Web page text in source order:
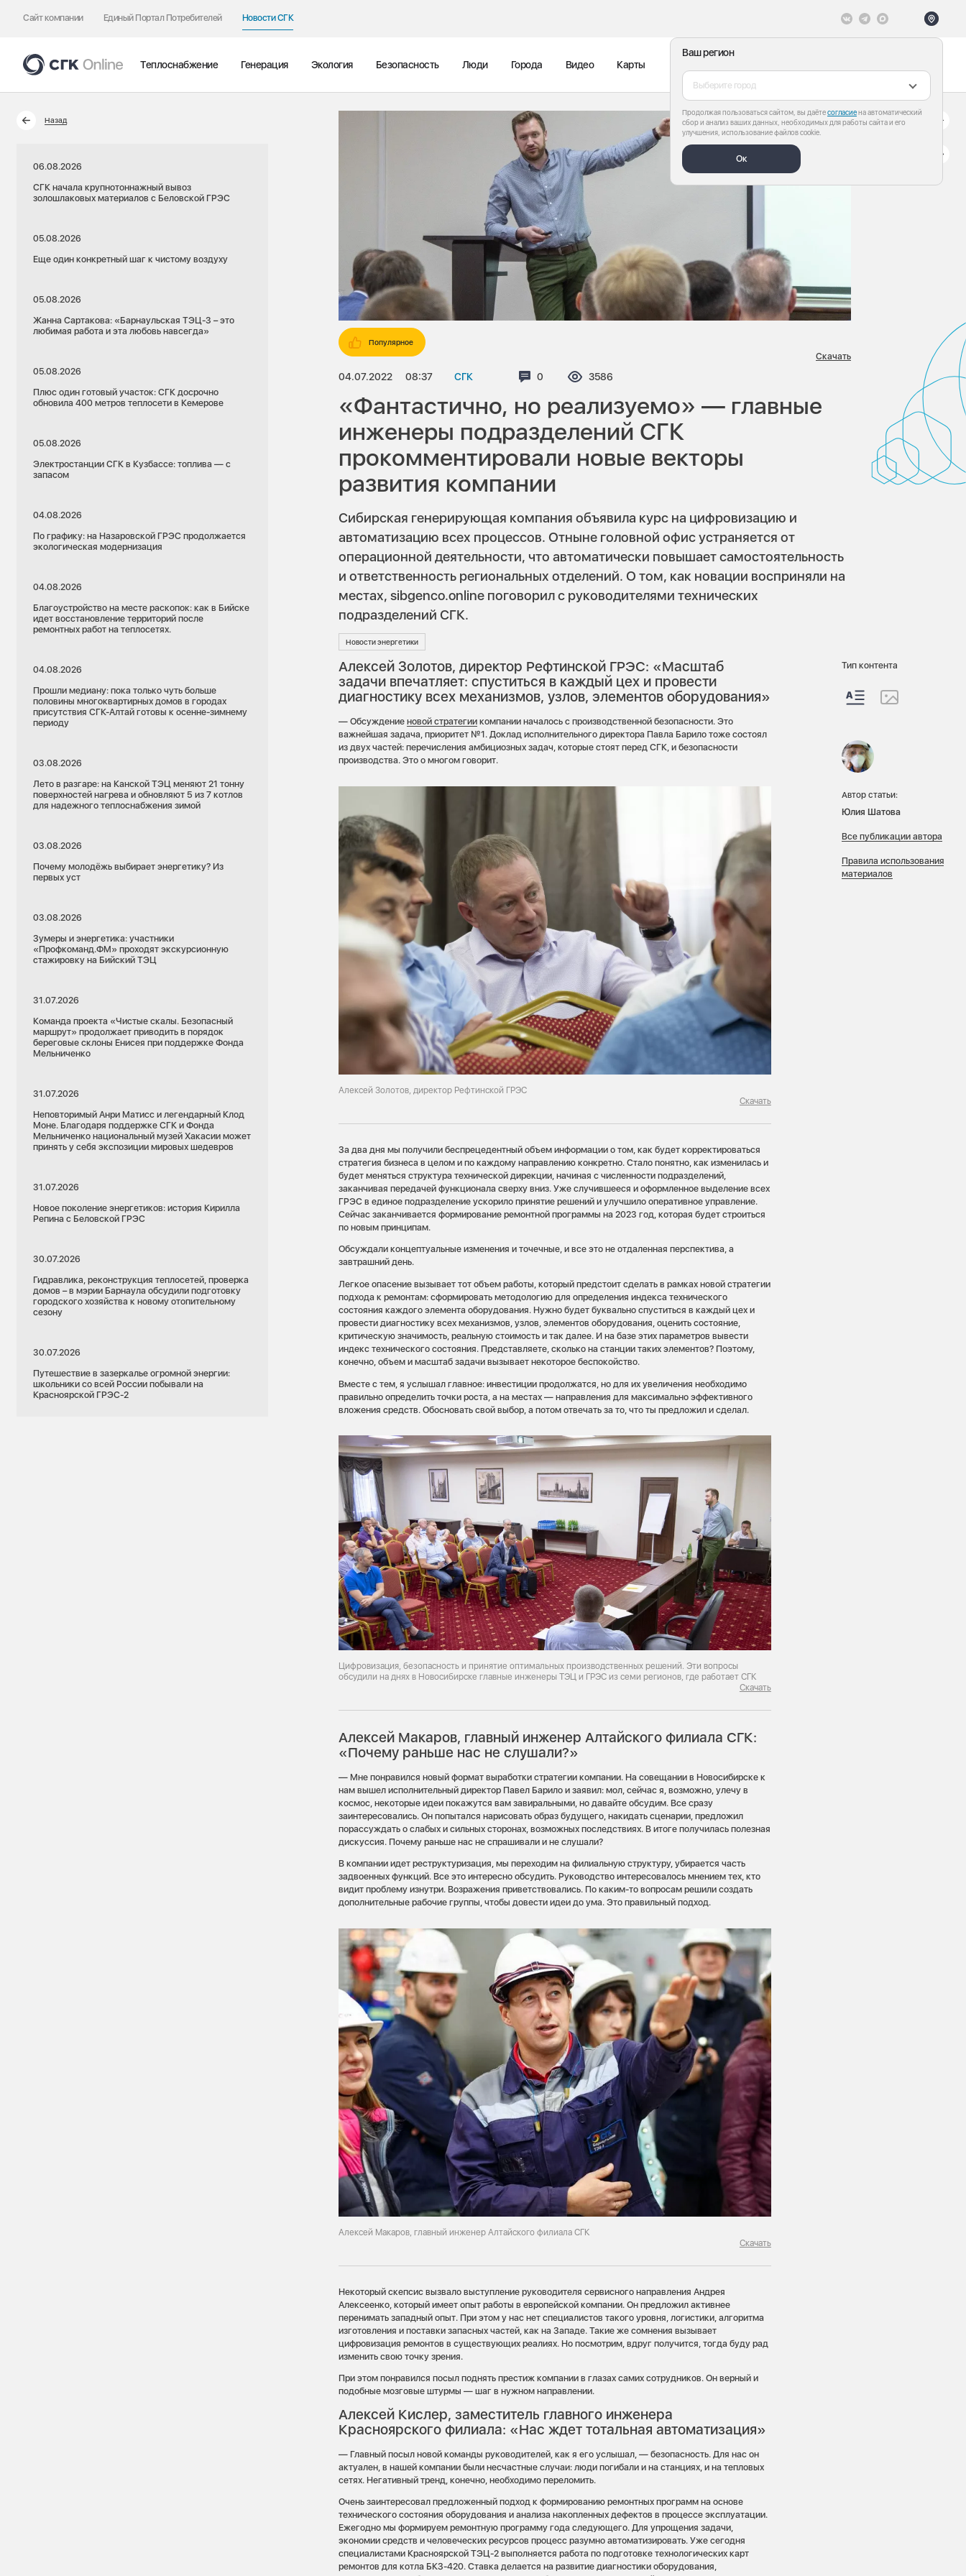
Сайт компании Единый Портал Потребителей Новости СГК
Ваш регион
Выберите город
Продолжая пользоваться сайтом, вы даётесогласиена автоматический
сбор и анализ ваших данных, необходимых для работы сайта и его
улучшения, использование файлов cookie.
Ок
Теплоснабжение Генерация Экология Безопасность Люди Города Видео Карты
Назад
06.08.2026
СГК начала крупнотоннажный вывоз
золошлаковых материалов с Беловской ГРЭС
05.08.2026
Еще один конкретный шаг к чистому воздуху
05.08.2026
Жанна Сартакова: «Барнаульская ТЭЦ-3 – это
любимая работа и эта любовь навсегда»
05.08.2026
Плюс один готовый участок: СГК досрочно
обновила 400 метров теплосети в Кемерове
05.08.2026
Электростанции СГК в Кузбассе: топлива — с
запасом
04.08.2026
По графику: на Назаровской ГРЭС продолжается
экологическая модернизация
04.08.2026
Благоустройство на месте раскопок: как в Бийске
идет восстановление территорий после
ремонтных работ на теплосетях.
04.08.2026
Прошли медиану: пока только чуть больше
половины многоквартирных домов в городах
присутствия СГК-Алтай готовы к осенне-зимнему
периоду
03.08.2026
Лето в разгаре: на Канской ТЭЦ меняют 21 тонну
поверхностей нагрева и обновляют 5 из 7 котлов
для надежного теплоснабжения зимой
03.08.2026
Почему молодёжь выбирает энергетику? Из
первых уст
03.08.2026
Зумеры и энергетика: участники
«Профкоманд.ФМ» проходят экскурсионную
стажировку на Бийский ТЭЦ
31.07.2026
Команда проекта «Чистые скалы. Безопасный
маршрут» продолжает приводить в порядок
береговые склоны Енисея при поддержке Фонда
Мельниченко
31.07.2026
Неповторимый Анри Матисс и легендарный Клод
Моне. Благодаря поддержке СГК и Фонда
Мельниченко национальный музей Хакасии может
принять у себя экспозиции мировых шедевров
31.07.2026
Новое поколение энергетиков: история Кирилла
Репина с Беловской ГРЭС
30.07.2026
Гидравлика, реконструкция теплосетей, проверка
домов – в мэрии Барнаула обсудили подготовку
городского хозяйства к новому отопительному
сезону
30.07.2026
Путешествие в зазеркалье огромной энергии:
школьники со всей России побывали на
Красноярской ГРЭС-2
Популярное
04.07.2022 08:37 СГК Комментариев:
0 Просмотров:
3586
Скачать
«Фантастично, но реализуемо» — главные
инженеры подразделений СГК
прокомментировали новые векторы
развития компании
Сибирская генерирующая компания объявила курс на цифровизацию и
автоматизацию всех процессов. Отныне головной офис устраняется от
операционной деятельности, что автоматически повышает самостоятельность
и ответственность региональных отделений. О том, как новации восприняли на
местах, sibgenco.online поговорил с руководителями технических
подразделений СГК.
Новости энергетики
Алексей Золотов, директор Рефтинской ГРЭС: «Масштаб
задачи впечатляет: спуститься в каждый цех и провести
диагностику всех механизмов, узлов, элементов оборудования»
— Обсуждениеновой стратегии компании началось с производственной безопасности. Это
важнейшая задача, приоритет №1. Доклад исполнительного директора Павла Барило тоже состоял
из двух частей: перечисления амбициозных задач, которые стоят перед СГК, и безопасности
производства. Это о многом говорит.
Алексей Золотов, директор Рефтинской ГРЭС
Скачать
За два дня мы получили беспрецедентный объем информации о том, как будет корректироваться
стратегия бизнеса в целом и по каждому направлению конкретно. Стало понятно, как изменилась и
будет меняться структура технической дирекции, начиная с численности подразделений,
заканчивая передачей функционала сверху вниз. Уже случившееся и оформленное выделение всех
ГРЭС в единое подразделение ускорило принятие решений и улучшило оперативное управление.
Сейчас заканчивается формирование ремонтной программы на 2023 год, которая будет строиться
по новым принципам.
Обсуждали концептуальные изменения и точечные, и все это не отдаленная перспектива, а
завтрашний день.
Легкое опасение вызывает тот объем работы, который предстоит сделать в рамках новой стратегии
подхода к ремонтам: сформировать методологию для определения индекса технического
состояния каждого элемента оборудования. Нужно будет буквально спуститься в каждый цех и
провести диагностику всех механизмов, узлов, элементов оборудования, оценить состояние,
критическую значимость, реальную стоимость и так далее. И на базе этих параметров вывести
индекс технического состояния. Представляете, сколько на станции таких элементов? Поэтому,
конечно, объем и масштаб задачи вызывает некоторое беспокойство.
Вместе с тем, я услышал главное: инвестиции продолжатся, но для их увеличения необходимо
правильно определить точки роста, а на местах — направления для максимально эффективного
вложения средств. Обосновать свой выбор, а потом отвечать за то, что ты предложил и сделал.
Цифровизация, безопасность и принятие оптимальных производственных решений. Эти вопросы
обсудили на днях в Новосибирске главные инженеры ТЭЦ и ГРЭС из семи регионов, где работает СГК
Скачать
Алексей Макаров, главный инженер Алтайского филиала СГК:
«Почему раньше нас не слушали?»
— Мне понравился новый формат выработки стратегии компании. На совещании в Новосибирске к
нам вышел исполнительный директор Павел Барило и заявил: мол, сейчас я, возможно, улечу в
космос, некоторые идеи покажутся вам завиральными, но давайте обсудим. Все сразу
заинтересовались. Он попытался нарисовать образ будущего, накидать сценарии, предложил
порассуждать о слабых и сильных сторонах, возможных последствиях. В итоге получилась полезная
дискуссия. Почему раньше нас не спрашивали и не слушали?
В компании идет реструктуризация, мы переходим на филиальную структуру, убирается часть
задвоенных функций. Все это интересно обсудить. Руководство интересовалось мнением тех, кто
видит проблему изнутри. Возражения приветствовались. По каким-то вопросам решили создать
дополнительные рабочие группы, чтобы довести идеи до ума. Это правильный подход.
Алексей Макаров, главный инженер Алтайского филиала СГК
Скачать
Некоторый скепсис вызвало выступление руководителя сервисного направления Андрея
Алексеенко, который имеет опыт работы в европейской компании. Он предложил активнее
перенимать западный опыт. При этом у нас нет специалистов такого уровня, логистики, алгоритма
изготовления и поставки запасных частей, как на Западе. Такие же сомнения вызывает
цифровизация ремонтов в существующих реалиях. Но посмотрим, вдруг получится, тогда буду рад
изменить свою точку зрения.
При этом понравился посыл поднять престиж компании в глазах самих сотрудников. Он верный и
подобные мозговые штурмы — шаг в нужном направлении.
Алексей Кислер, заместитель главного инженера
Красноярского филиала: «Нас ждет тотальная автоматизация»
— Главный посыл новой команды руководителей, как я его услышал, — безопасность. Для нас он
актуален, в нашей компании были несчастные случаи: люди погибали и на станциях, и на тепловых
сетях. Негативный тренд, конечно, необходимо переломить.
Очень заинтересовал предложенный подход к формированию ремонтных программ на основе
технического состояния оборудования и анализа накопленных дефектов в процессе эксплуатации.
Ежегодно мы формируем ремонтную программу года следующего. Для упрощения задачи,
экономии средств и человеческих ресурсов процесс разумно автоматизировать. Уже сегодня
специалистами Красноярской ТЭЦ-2 выполняется работа по подготовке технологических карт
ремонтов для котла БКЗ-420. Ставка делается на развитие диагностики оборудования,
Тип контента
Автор статьи:
Юлия Шатова
Все публикации автора
Правила использования
материалов